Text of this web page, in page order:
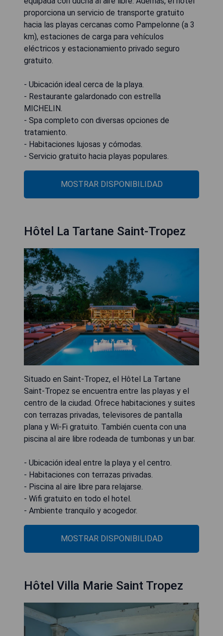
proporciona un servicio de transporte gratuito
hacia las playas cercanas como Pampelonne (a 3
km), estaciones de carga para vehículos
eléctricos y estacionamiento privado seguro
gratuito.
- Ubicación ideal cerca de la playa.
- Restaurante galardonado con estrella
MICHELIN.
- Spa completo con diversas opciones de
tratamiento.
- Habitaciones lujosas y cómodas.
- Servicio gratuito hacia playas populares.
MOSTRAR DISPONIBILIDAD
Hôtel La Tartane Saint-Tropez
Situado en Saint-Tropez, el Hôtel La Tartane
Saint-Tropez se encuentra entre las playas y el
centro de la ciudad. Ofrece habitaciones y suites
con terrazas privadas, televisores de pantalla
plana y Wi-Fi gratuito. También cuenta con una
piscina al aire libre rodeada de tumbonas y un bar.
- Ubicación ideal entre la playa y el centro.
- Habitaciones con terrazas privadas.
- Piscina al aire libre para relajarse.
- Wifi gratuito en todo el hotel.
- Ambiente tranquilo y acogedor.
MOSTRAR DISPONIBILIDAD
Hôtel Villa Marie Saint Tropez